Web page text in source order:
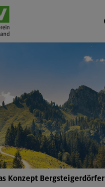
Konzept Bergsteigerdörfer